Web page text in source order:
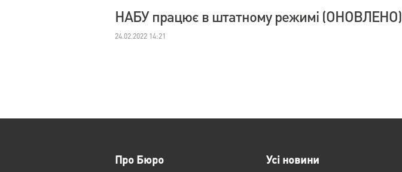
НАБУ працює в штатному режимі (ОНОВЛЕНО)
24.02.2022 14:21
Про Бюро Усі новини